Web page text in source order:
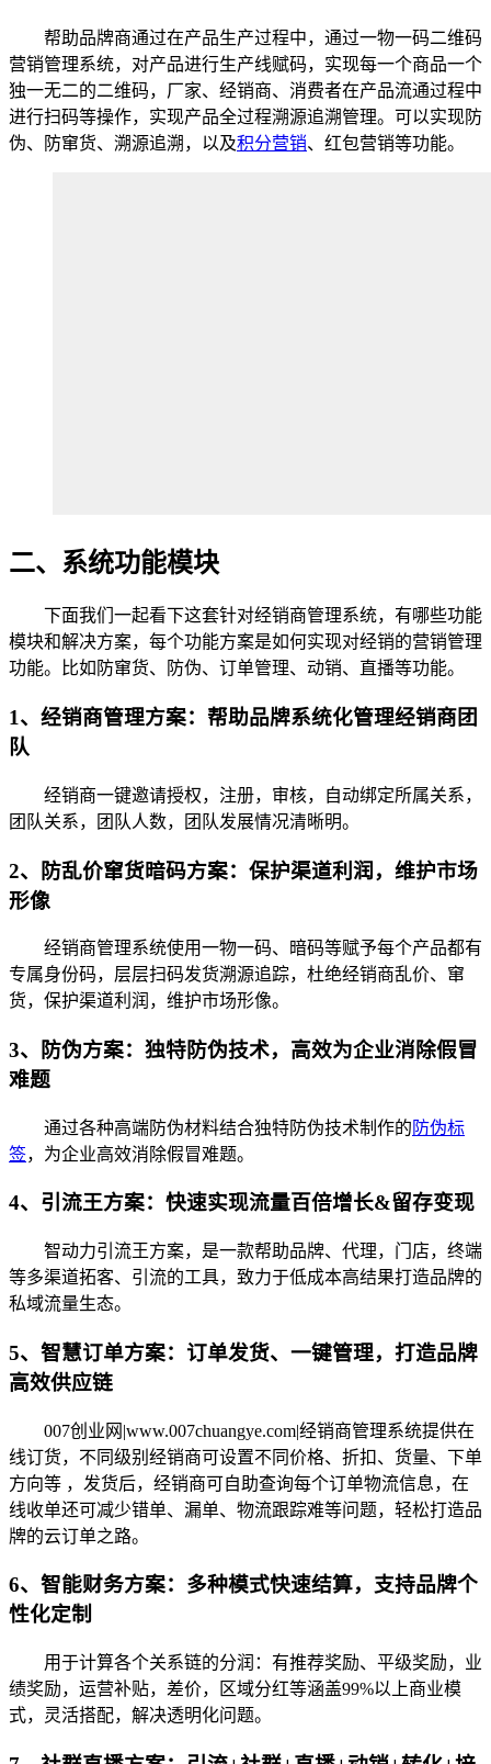
帮助品牌商通过在产品生产过程中，通过一物一码二维码
营销管理系统，对产品进行生产线赋码，实现每一个商品一个
独一无二的二维码，厂家、经销商、消费者在产品流通过程中
进行扫码等操作，实现产品全过程溯源追溯管理。可以实现防
伪、防窜货、溯源追溯，以及积分营销、红包营销等功能。
二、系统功能模块
下面我们一起看下这套针对经销商管理系统，有哪些功能
模块和解决方案，每个功能方案是如何实现对经销的营销管理
功能。比如防窜货、防伪、订单管理、动销、直播等功能。
1、经销商管理方案：帮助品牌系统化管理经销商团
队
经销商一键邀请授权，注册，审核，自动绑定所属关系，
团队关系，团队人数，团队发展情况清晰明。
2、防乱价窜货暗码方案：保护渠道利润，维护市场
形像
经销商管理系统使用一物一码、暗码等赋予每个产品都有
专属身份码，层层扫码发货溯源追踪，杜绝经销商乱价、窜
货，保护渠道利润，维护市场形像。
3、防伪方案：独特防伪技术，高效为企业消除假冒
难题
通过各种高端防伪材料结合独特防伪技术制作的 防伪标
签，为企业高效消除假冒难题。
4、引流王方案：快速实现流量百倍增长&留存变现
智动力引流王方案，是一款帮助品牌、代理，门店，终端
等多渠道拓客、引流的工具，致力于低成本高结果打造品牌的
私域流量生态。
5、智慧订单方案：订单发货、一键管理，打造品牌
高效供应链
007创业网|www.007chuangye.com|经销商管理系统提供在
线订货，不同级别经销商可设置不同价格、折扣、货量、下单
方向等 ，发货后，经销商可自助查询每个订单物流信息，在
线收单还可减少错单、漏单、物流跟踪难等问题，轻松打造品
牌的云订单之路。
6、智能财务方案：多种模式快速结算，支持品牌个
性化定制
用于计算各个关系链的分润：有推荐奖励、平级奖励，业
绩奖励，运营补贴，差价，区域分红等涵盖99%以上商业模
式，灵活搭配，解决透明化问题。